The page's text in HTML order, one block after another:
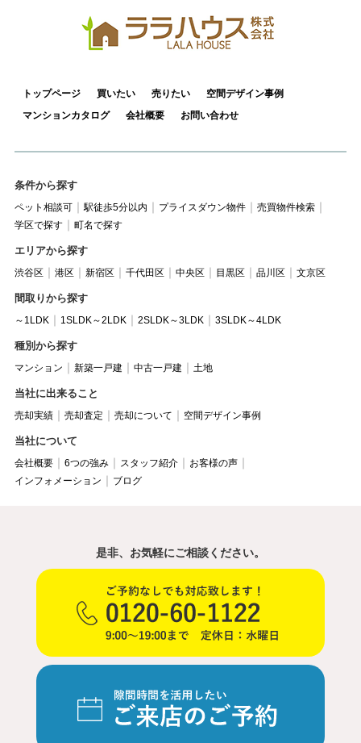
トップページ 買いたい 売りたい
空間デザイン事例
マンションカタログ
会社概要 お問い合わせ
条件から探す
ペット相談可 駅徒歩5分以内 プライスダウン物件
売買物件検索
学区で探す
町名で探す
エリアから探す
渋谷区 港区 新宿区 千代田区 中央区 目黒区 品川区 文京区
間取りから探す
～1LDK 1SLDK～2LDK 2SLDK～3LDK 3SLDK～4LDK
種別から探す
マンション 新築一戸建 中古一戸建 土地
当社に出来ること
売却実績 売却査定 売却について 空間デザイン事例
当社について
会社概要 6つの強み スタッフ紹介
お客様の声
インフォメーション
ブログ
是非、お気軽にご相談ください。